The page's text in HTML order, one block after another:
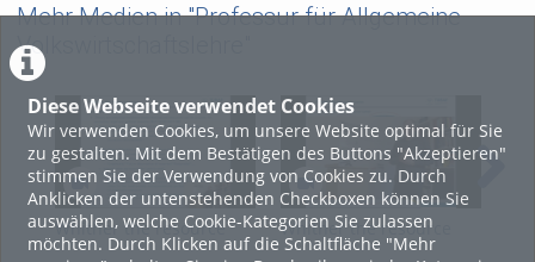
Diese Webseite verwendet Cookies
Wir verwenden Cookies, um unsere Website optimal für Sie
zu gestalten. Mit dem Bestätigen des Buttons "Akzeptieren"
stimmen Sie der Verwendung von Cookies zu. Durch
Anklicken der untenstehenden Checkboxen können Sie
auswählen, welche Cookie-Kategorien Sie zulassen
möchten. Durch Klicken auf die Schaltfläche "Mehr
Mehr Medien in "Professur für Allgemeine
Volkswirtschaftslehre"
Whither the resource
curse, Video 03
Whither the resource
curse, Video 02